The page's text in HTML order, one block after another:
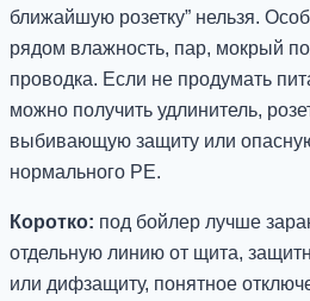
ближайшую розетку” нельзя.
рядом влажность, пар, мокрый
проводка. Если не продумать
можно получить удлинитель,
выбивающую защиту или
нормального PE.
Коротко: под бойлер лучше
отдельную линию от щита,
или дифзащиту, понятное